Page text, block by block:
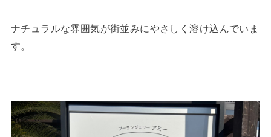
ナチュラルな雰囲気が街並みにやさしく溶け込んでいま
す。